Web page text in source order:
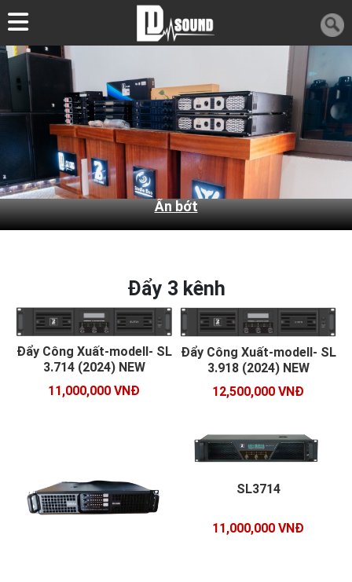
Ẩn bớt
Đẩy 3 kênh
Đẩy Công Xuất-modell- SL
3.714 (2024) NEW
11,000,000 VNĐ
Đẩy Công Xuất-modell- SL
3.918 (2024) NEW
12,500,000 VNĐ
SL3714
11,000,000 VNĐ